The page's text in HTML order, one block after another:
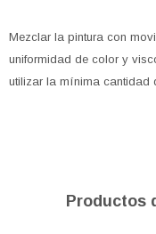
Mezclar la pintura con
uniformidad de color y
utilizar la mínima cantidad
Productos